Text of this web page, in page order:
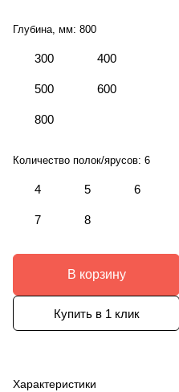
Глубина, мм: 800
300 400
500 600
800
Количество полок/ярусов: 6
4 5 6
7 8
В корзину
Купить в 1 клик
Характеристики